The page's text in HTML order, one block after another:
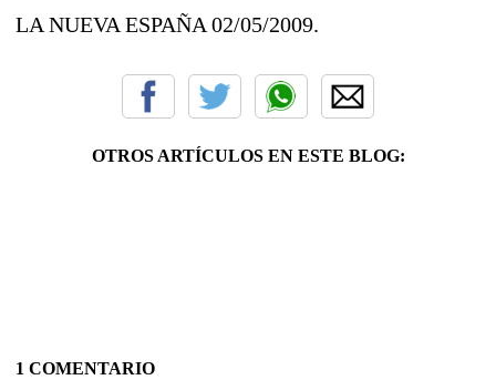
LA NUEVA ESPAÑA 02/05/2009.
OTROS ARTÍCULOS EN ESTE BLOG:
1 COMENTARIO